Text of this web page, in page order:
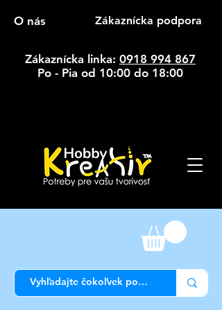
O nás Zákaznícka podpora
Zákaznícka linka: 0918 994 867
Po - Pia od 10:00 do 18:00